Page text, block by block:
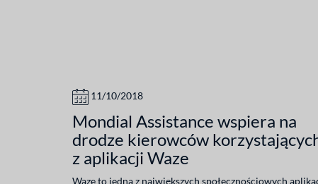
11/10/2018
Mondial Assistance wspiera na
drodze kierowców
z aplikacji Waze
Waze to jedna z największych społecznościowych